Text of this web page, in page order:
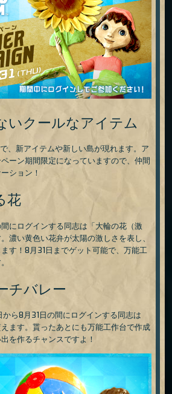
いクールなアイテム
、新アイテムや新しい島が現れます。ア
ーン期間限定になっていますので、仲間
ション！
花
にログインする同志は「大輪の花（激
濃い黄色い花弁が太陽の激しさを表し、
す！8月31日までゲット可能で、万能工
チバレー
ら8月31日の間にログインする同志は
えます。貰ったあとにも万能工作台で作成
を作るチャンスですよ！